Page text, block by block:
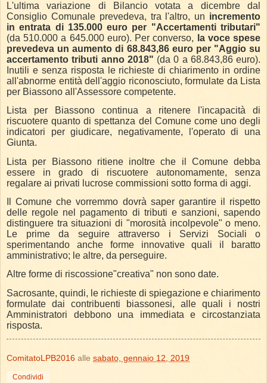
L'ultima variazione di Bilancio votata a dicembre dal
Consiglio Comunale prevedeva, tra l'altro, un incremento
in entrata di 135.000 euro per "Accertamenti tributari"
(da 510.000 a 645.000 euro). Per converso,
la voce spese
prevedeva un aumento di 68.843,86 euro per "Aggio su
accertamento tributi anno 2018" (da 0 a 68.843,86 euro).
Inutili e senza risposta le richieste di chiarimento in ordine
all'abnorme entità dell'aggio riconosciuto, formulate da Lista
per Biassono all'Assessore competente.
Lista per Biassono continua a ritenere l'incapacità di
riscuotere quanto di spettanza del Comune come uno degli
indicatori per giudicare, negativamente, l'operato di una
Giunta.
Lista per Biassono ritiene inoltre che il Comune debba
essere in grado di riscuotere autonomamente, senza
regalare ai privati lucrose commissioni sotto forma di aggi.
Il Comune che vorremmo dovrà saper garantire il rispetto
delle regole nel pagamento di tributi e sanzioni, sapendo
distinguere tra situazioni di "morosità incolpevole" o meno.
Le prime da seguire attraverso i Servizi Sociali o
sperimentando anche forme innovative quali il baratto
amministrativo; le altre, da perseguire.
Altre forme di riscossione"creativa" non sono date.
Sacrosante, quindi, le richieste di spiegazione e chiarimento
formulate dai contribuenti biassonesi, alle quali i nostri
Amministratori debbono una immediata e circostanziata
risposta.
ComitatoLPB2016 alle sabato, gennaio 12, 2019
Condividi